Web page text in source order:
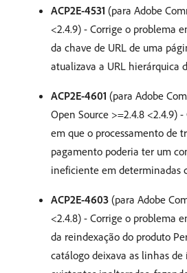
ACP2E-4531 (para Adobe
<2.4.9) - Corrige o problema
da chave de URL de uma
atualizava a URL hierárquica
ACP2E-4601 (para Adobe
Open Source >=2.4.8 <2.4.9)
em que o processamento de
pagamento poderia ter um
ineficiente em determinadas
ACP2E-4603 (para Adobe
<2.4.8) - Corrige o problema
da reindexação do produto
catálogo deixava as linhas